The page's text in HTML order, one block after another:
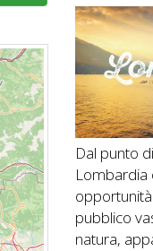
Dal punto
pubblico
natura,